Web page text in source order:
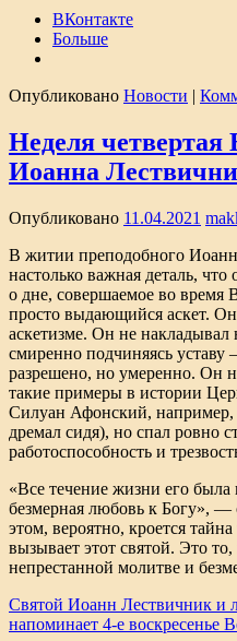
ВКонтакте
Больше
Опубликовано Новости |
Неделя четвертая
Иоанна
Опубликовано 11.04.2021
В житии преподобного
настолько важная деталь,
о дне, совершаемое во
просто выдающийся аскет.
аскетизме. Он не
смиренно подчиняясь
разрешено, но умеренно. Он
такие примеры в истории
Силуан Афонский, например,
дремал сидя), но спал ровно
работоспособность и
«Все течение жизни его была
безмерная любовь к Богу», —
этом, вероятно, кроется
вызывает этот святой. Это
непрестанной молитве и
Святой Иоанн Лествичник и
напоминает 4-е воскресенье